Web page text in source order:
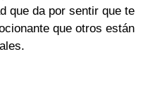
que da por sentir que te
que otros están